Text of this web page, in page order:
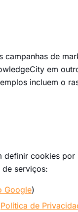
campanhas de
em
incluem o
definir cookies por
serviços:
Google)
Política de